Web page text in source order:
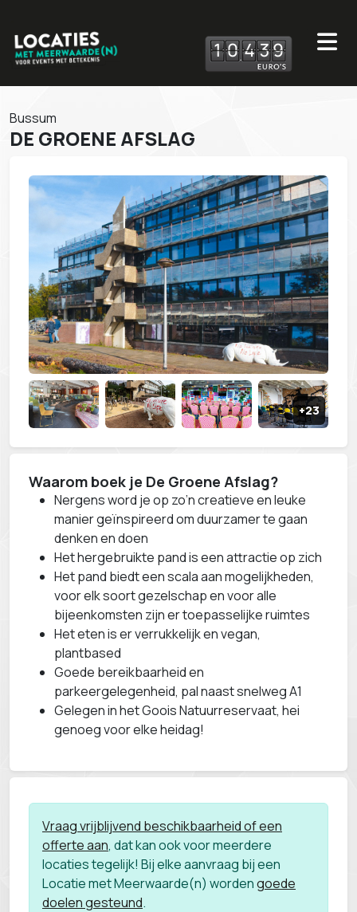
10 439
Bussum
DE GROENE AFSLAG
Waarom boek je De Groene Afslag?
Nergens word je op zo’n creatieve en leuke
manier geïnspireerd om duurzamer te gaan
denken en doen
Het hergebruikte pand is een attractie op zich
Het pand biedt een scala aan mogelijkheden,
voor elk soort gezelschap en voor alle
bijeenkomsten zijn er toepasselijke ruimtes
Het eten is er verrukkelijk en vegan,
plantbased
Goede bereikbaarheid en
parkeergelegenheid, pal naast snelweg A1
Gelegen in het Goois Natuurreservaat, hei
genoeg voor elke heidag!
Vraag vrijblijvend beschikbaarheid of een
offerte aan, dat kan ook voor meerdere
locaties tegelijk! Bij elke aanvraag bij een
Locatie met Meerwaarde(n) wordengoede
doelen gesteund.